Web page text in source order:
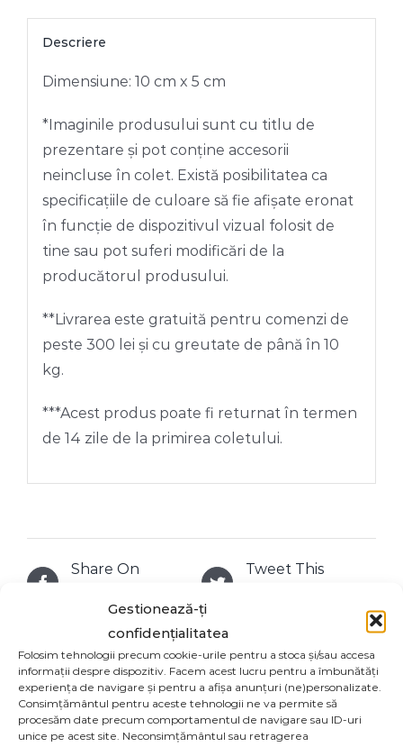
Gestionează-ți
confidențialitatea
Folosim tehnologii precum cookie-urile pentru a stoca și/sau accesa
informații despre dispozitiv. Facem acest lucru pentru a îmbunătăți
experiența de navigare și pentru a afișa anunțuri (ne)personalizate.
Consimțământul pentru aceste tehnologii ne va permite să
procesăm date precum comportamentul de navigare sau ID-uri
unice pe acest site. Neconsimțământul sau retragerea
Descriere
Dimensiune: 10 cm x 5 cm
*Imaginile produsului sunt cu titlu de
prezentare și pot conține accesorii
neincluse în colet. Există posibilitatea ca
specificațiile de culoare să fie afișate eronat
în funcție de dispozitivul vizual folosit de
tine sau pot suferi modificări de la
producătorul produsului.
**Livrarea este gratuită pentru comenzi de
peste 300 lei și cu greutate de până în 10
kg.
***Acest produs poate fi returnat în termen
de 14 zile de la primirea coletului.
Share On
Tweet This
Pin This Product
Email This
Product